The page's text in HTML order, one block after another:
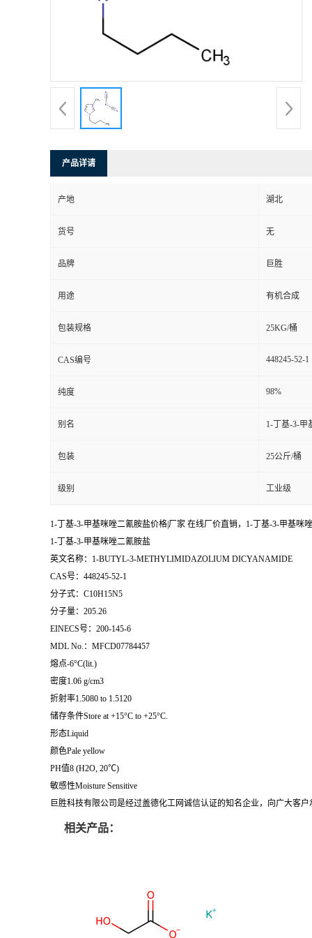
产品详请
产地 湖北
货号 无
品牌 巨胜
用途 有机合成
包装规格 25KG/桶
CAS编号 448245-52-1
纯度 98%
别名 1-丁基-3-甲
包装 25公斤/桶
级别 工业级
1-丁基-3-甲基咪唑二氰胺盐价格|厂家 在线厂价直销，1-丁基-3-甲基咪
1-丁基-3-甲基咪唑二氰胺盐
英文名称：1-BUTYL-3-METHYLIMIDAZOLIUM DICYANAMIDE
CAS号：448245-52-1
分子式：C10H15N5
分子量：205.26
EINECS号：200-145-6
MDL No.：MFCD07784457
熔点-6°C(lit.)
密度1.06 g/cm3
折射率1.5080 to 1.5120
储存条件Store at +15°C to +25°C.
形态Liquid
颜色Pale yellow
PH值8 (H2O, 20℃)
敏感性Moisture Sensitive
巨胜科技有限公司是经过盖德化工网诚信认证的知名企业，向广大客
相关产品：